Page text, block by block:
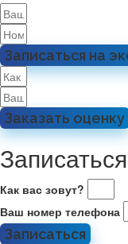
Записаться на
Заказать оценку
Как вас зовут?
Ваш номер телефона
Записаться